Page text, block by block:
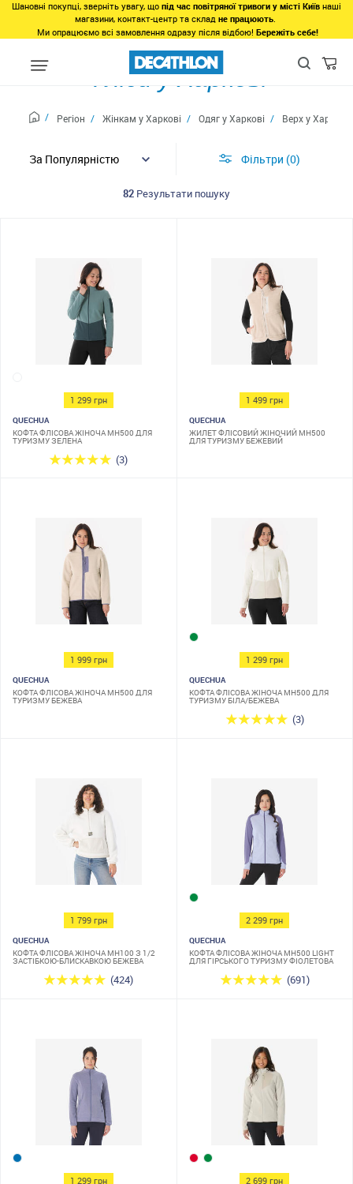
Шановні покупці, зверніть увагу, що під час повітряної тривоги у місті Київ наші
магазини, контакт-центр та склад не працюють.
Ми опрацюємо всі замовлення одразу після відбою! Бережіть себе!
Фліси у Харкові
Регіон Жінкам у Харкові Одяг у Харкові Верх у Харкові
Фільтри 0
82 Результати пошуку
1 299 грн
QUECHUA
КОФТА ФЛІСОВА ЖІНОЧА MH500 ДЛЯ
ТУРИЗМУ ЗЕЛЕНА
(3)
1 499 грн
QUECHUA
ЖИЛЕТ ФЛІСОВИЙ ЖІНОЧИЙ MH500
ДЛЯ ТУРИЗМУ БЕЖЕВИЙ
1 999 грн
QUECHUA
КОФТА ФЛІСОВА ЖІНОЧА MH500 ДЛЯ
ТУРИЗМУ БЕЖЕВА
1 299 грн
QUECHUA
КОФТА ФЛІСОВА ЖІНОЧА MH500 ДЛЯ
ТУРИЗМУ БІЛА/БЕЖЕВА
(3)
1 799 грн
QUECHUA
КОФТА ФЛІСОВА ЖІНОЧА MH100 З 1/2
ЗАСТІБКОЮ-БЛИСКАВКОЮ БЕЖЕВА
(424)
2 299 грн
QUECHUA
КОФТА ФЛІСОВА ЖІНОЧА MH500 LIGHT
ДЛЯ ГІРСЬКОГО ТУРИЗМУ ФІОЛЕТОВА
(691)
1 299 грн 2 699 грн